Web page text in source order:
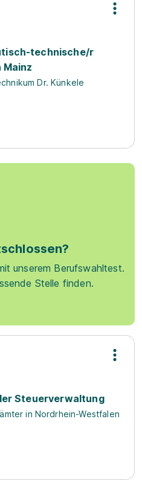
technische/r
Dr. Künkele
unserem Berufswahltest.
Stelle finden.
Steuerverwaltung
in Nordrhein-Westfalen